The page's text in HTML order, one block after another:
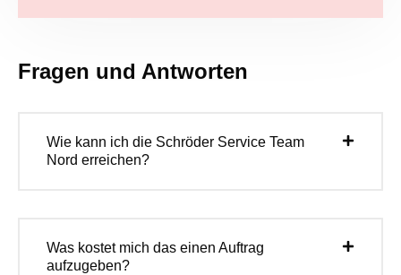
Fragen und Antworten
Wie kann ich die Schröder Service Team
Nord erreichen?
Was kostet mich das einen Auftrag
aufzugeben?